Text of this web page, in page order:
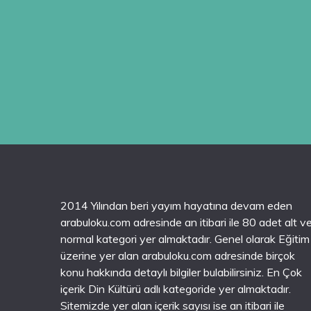
2014 Yılından beri yayım hayatına devam eden
arabuloku.com adresinde an itibari ile 80 adet alt
normal kategori yer almaktadır. Genel olarak Eğitim
üzerine yer alan arabuloku.com adresinde birçok
konu hakkında detaylı bilgiler bulabilirsiniz. En Çok
içerik Din Kültürü adlı kategoride yer almaktadır.
Sitemizde yer alan içerik sayısı ise an itibari ile